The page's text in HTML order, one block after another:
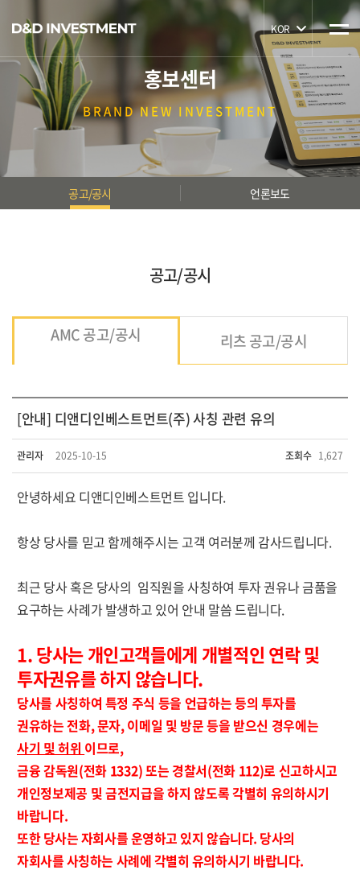
KOR
홍보센터
BRANDNEW INVESTMENT
공고/공시 언론보도
공고/공시
AMC 공고/공시 리츠 공고/공시
[안내] 디앤디인베스트먼트(주) 사칭 관련 유의
관리자 2025-10-15 조회수 1,627
안녕하세요 디앤디인베스트먼트 입니다.
항상 당사를 믿고 함께해주시는 고객 여러분께 감사드립니다.
최근 당사 혹은 당사의 임직원을 사칭하여 투자 권유나 금품을
요구하는 사례가 발생하고 있어 안내 말씀 드립니다.
1. 당사는 개인고객들에게 개별적인 연락 및
투자권유를 하지 않습니다.
당사를 사칭하여 특정 주식 등을 언급하는 등의 투자를
권유하는 전화, 문자, 이메일 및 방문 등을 받으신 경우에는
사기 및 허위 이므로,
금융 감독원(전화 1332) 또는 경찰서(전화 112)로 신고하시고
개인정보제공 및 금전지급을 하지 않도록 각별히 유의하시기
바랍니다.
또한 당사는 자회사를 운영하고 있지 않습니다. 당사의
자회사를 사칭하는 사례에 각별히 유의하시기 바랍니다.